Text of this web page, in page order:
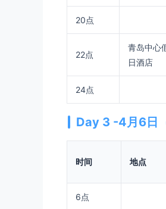
20点
22点
青岛中心
日酒店
24点
Day 3 -4月6日
时间 地点
6点